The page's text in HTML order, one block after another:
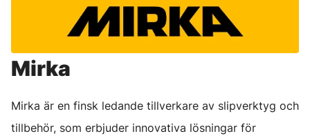
Mirka
Mirka är en finsk ledande tillverkare av slipverktyg och
tillbehör, som erbjuder innovativa lösningar för